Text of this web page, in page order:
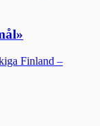
»
Finland –